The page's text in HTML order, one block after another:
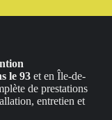
le 93 et en Île-de-
de prestations
entretien et